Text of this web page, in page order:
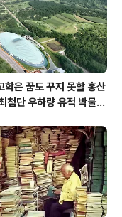
학은 꿈도 꾸지 못할 홍산
첨단 우하량 유적 박물관